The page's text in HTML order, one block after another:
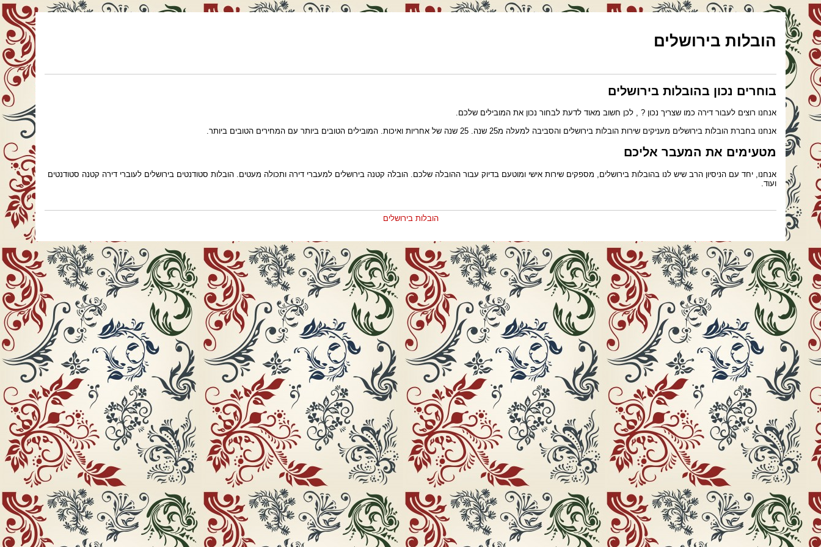
הובלות בירושלים
בוחרים נכון בהובלות בירושלים
אנחנו רוצים לעבור דירה כמו שצריך נכון ? , לכן חשוב מאוד לדעת לבחור נכון את המובילים שלכם.
אנחנו בחברת הובלות בירושלים מעניקים שירות הובלות בירושלים והסביבה למעלה מ25 שנה. 25 שנה של אחריות ואיכות. המובילים הטובים ביותר עם המחירים הטובים ביותר.
מטעימים את המעבר אליכם
אנחנו, יחד עם הניסיון הרב שיש לנו בהובלות בירושלים, מספקים שירות אישי ומוטעם בדיוק עבור ההובלה שלכם. הובלה קטנה בירושלים למעברי דירה ותכולה מעטים. הובלות סטודנטים בירושלים לעוברי דירה קטנה סטודנטים
ועוד.
הובלות בירושלים